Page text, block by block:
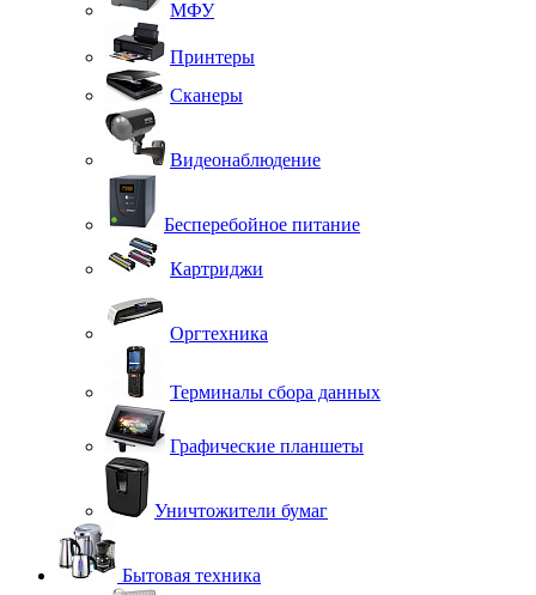
МФУ
Принтеры
Сканеры
Видеонаблюдение
Бесперебойное питание
Картриджи
Оргтехника
Терминалы сбора данных
Графические планшеты
Уничтожители бумаг
Бытовая техника